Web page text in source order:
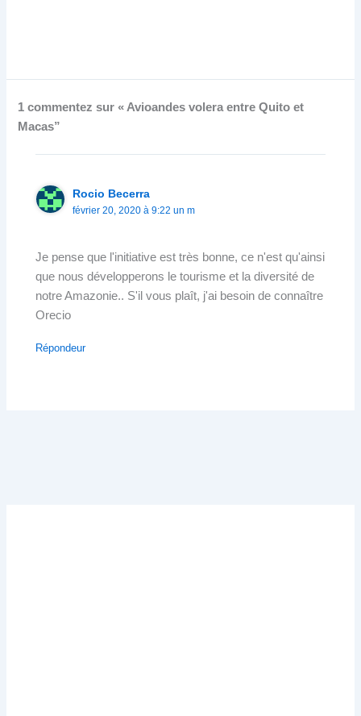
1 commentez sur « Avioandes volera entre Quito et
Macas”
Rocio Becerra
février 20, 2020 à 9:22 un m
Je pense que l'initiative est très bonne, ce n'est qu'ainsi
que nous développerons le tourisme et la diversité de
notre Amazonie.. S'il vous plaît, j'ai besoin de connaître
Orecio
Répondeur